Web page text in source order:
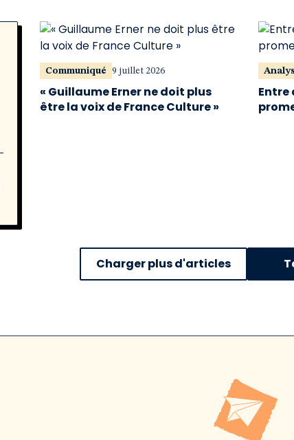
Communiqué 9 juillet 2026
« Guillaume Erner ne doit plus
être la voix de France Culture »
Entre
Charger plus d'articles